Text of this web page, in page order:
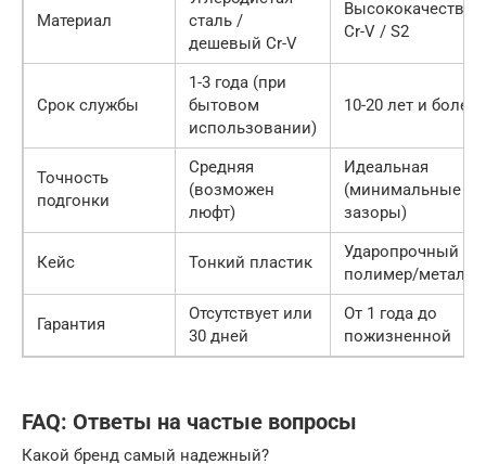
Материал
сталь /
дешевый Cr-V
Cr-V / S2
Срок службы
1-3 года (при
бытовом
использовании)
10-20 лет и более
Точность
подгонки
Средняя
(возможен
люфт)
Идеальная
(минимальные
зазоры)
Кейс Тонкий пластик
Ударопрочный
полимер/металл
Гарантия
Отсутствует или
30 дней
От 1 года до
пожизненной
FAQ: Ответы на частые вопросы
Какой бренд самый надежный?